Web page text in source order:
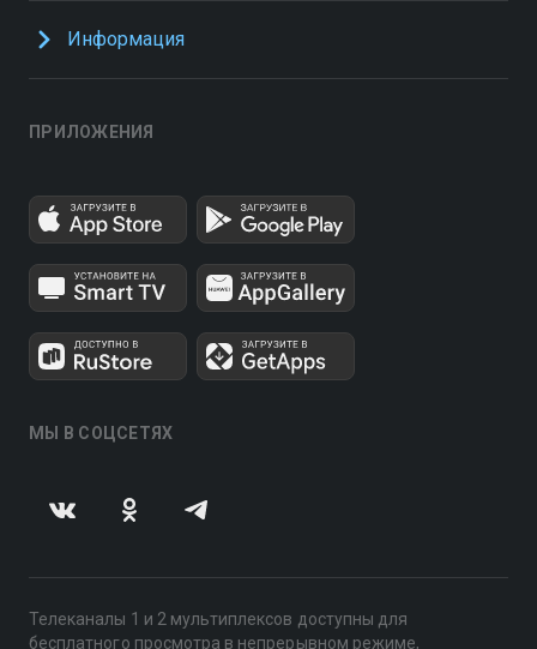
Информация
ПРИЛОЖЕНИЯ
МЫ В СОЦСЕТЯХ
Телеканалы 1 и 2 мультиплексов доступны для
бесплатного просмотра в непрерывном режиме,